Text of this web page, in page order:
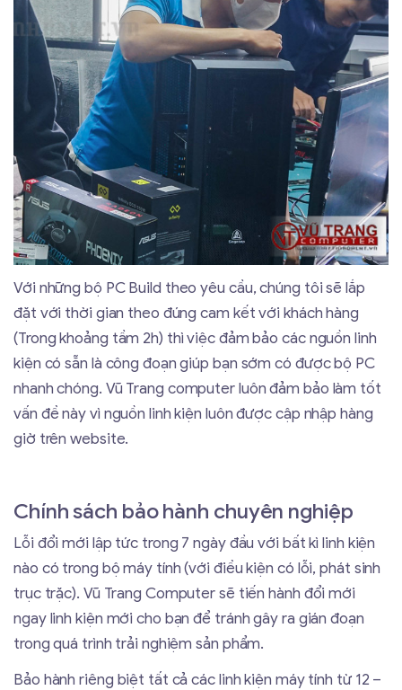
Với những bộ PC Build theo yêu cầu, chúng tôi sẽ lắp
đặt với thời gian theo đúng cam kết với khách hàng
(Trong khoảng tầm 2h) thì việc đảm bảo các nguồn linh
kiện có sẵn là công đoạn giúp bạn sớm có được bộ PC
nhanh chóng. Vũ Trang computer luôn đảm bảo làm tốt
vấn đề này vì nguồn linh kiện luôn được cập nhập hàng
giờ trên website.
Chính sách bảo hành chuyên nghiệp
Lỗi đổi mới lập tức trong 7 ngày đầu với bất kì linh kiện
nào có trong bộ máy tính (với điều kiện có lỗi, phát sinh
trục trặc). Vũ Trang Computer sẽ tiến hành đổi mới
ngay linh kiện mới cho bạn để tránh gây ra gián đoạn
trong quá trình trải nghiệm sản phẩm.
Bảo hành riêng biệt tất cả các linh kiện máy tính từ 12 –